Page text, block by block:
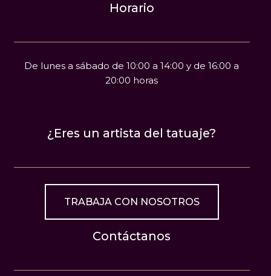
Horario
De lunes a sábado de 10:00 a 14:00 y de 16:00 a
20:00 horas
¿Eres un artista del tatuaje?
TRABAJA CON NOSOTROS
Contáctanos